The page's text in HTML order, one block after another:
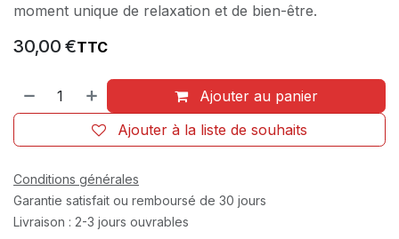
moment unique de relaxation et de bien-être.
30,00 €TTC
Ajouter au panier
Ajouter à la liste de souhaits
Conditions générales
Garantie satisfait ou remboursé de 30 jours
Livraison : 2-3 jours ouvrables